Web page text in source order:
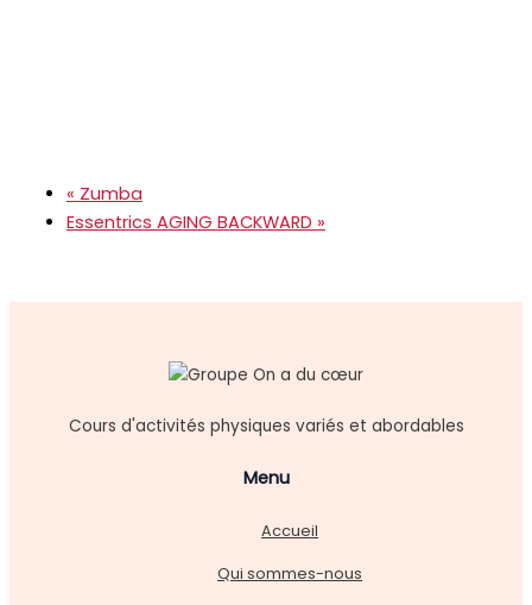
« Zumba
Essentrics AGING BACKWARD »
Cours d'activités physiques variés et abordables
Menu
Accueil
Qui sommes-nous